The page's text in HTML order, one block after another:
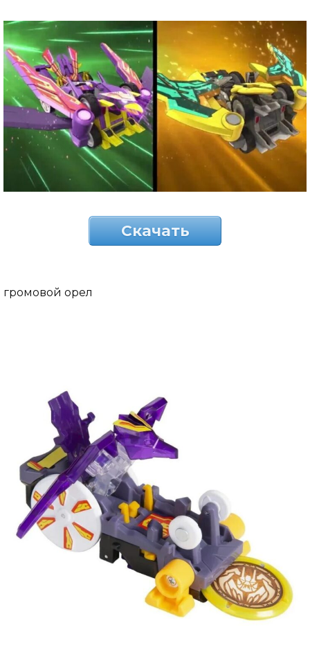
Скачать
громовой орел